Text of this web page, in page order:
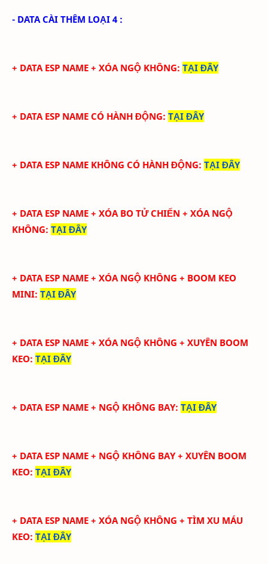
- DATA CÀI THÊM LOẠI 4 :
+ DATA ESP NAME + XÓA NGỘ KHÔNG: TẠI ĐÂY
+ DATA ESP NAME CÓ HÀNH ĐỘNG: TẠI ĐÂY
+ DATA ESP NAME KHÔNG CÓ HÀNH ĐỘNG: TẠI ĐÂY
+ DATA ESP NAME + XÓA BO TỬ CHIẾN + XÓA NGỘ
KHÔNG: TẠI ĐÂY
+ DATA ESP NAME + XÓA NGỘ KHÔNG + BOOM KEO
MINI: TẠI ĐÂY
+ DATA ESP NAME + XÓA NGỘ KHÔNG + XUYÊN BOOM
KEO: TẠI ĐÂY
+ DATA ESP NAME + NGỘ KHÔNG BAY: TẠI ĐÂY
+ DATA ESP NAME + NGỘ KHÔNG BAY + XUYÊN BOOM
KEO: TẠI ĐÂY
+ DATA ESP NAME + XÓA NGỘ KHÔNG + TÌM XU MÁU
KEO: TẠI ĐÂY